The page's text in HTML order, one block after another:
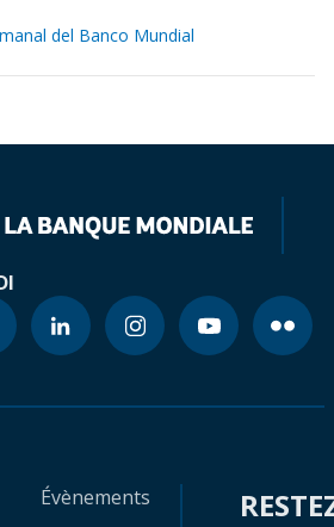
del Banco Mundial
Évènements